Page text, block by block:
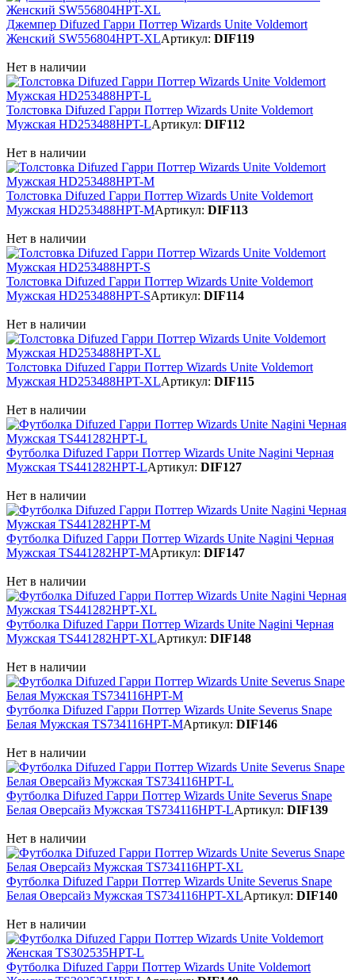
Джемпер Difuzed Гарри Поттер Wizards Unite Voldemort
Женский SW556804HPT-XLАртикул: DIF119
Нет в наличии
Толстовка Difuzed Гарри Поттер Wizards Unite Voldemort
Мужская HD253488HPT-LАртикул: DIF112
Нет в наличии
Толстовка Difuzed Гарри Поттер Wizards Unite Voldemort
Мужская HD253488HPT-MАртикул: DIF113
Нет в наличии
Толстовка Difuzed Гарри Поттер Wizards Unite Voldemort
Мужская HD253488HPT-SАртикул: DIF114
Нет в наличии
Толстовка Difuzed Гарри Поттер Wizards Unite Voldemort
Мужская HD253488HPT-XLАртикул: DIF115
Нет в наличии
Футболка Difuzed Гарри Поттер Wizards Unite Nagini Черная
Мужская TS441282HPT-LАртикул: DIF127
Нет в наличии
Футболка Difuzed Гарри Поттер Wizards Unite Nagini Черная
Мужская TS441282HPT-MАртикул: DIF147
Нет в наличии
Футболка Difuzed Гарри Поттер Wizards Unite Nagini Черная
Мужская TS441282HPT-XLАртикул: DIF148
Нет в наличии
Футболка Difuzed Гарри Поттер Wizards Unite Severus Snape
Белая Мужская TS734116HPT-MАртикул: DIF146
Нет в наличии
Футболка Difuzed Гарри Поттер Wizards Unite Severus Snape
Белая Оверсайз Мужская TS734116HPT-LАртикул: DIF139
Нет в наличии
Футболка Difuzed Гарри Поттер Wizards Unite Severus Snape
Белая Оверсайз Мужская TS734116HPT-XLАртикул: DIF140
Нет в наличии
Футболка Difuzed Гарри Поттер Wizards Unite Voldemort